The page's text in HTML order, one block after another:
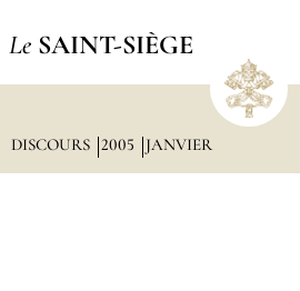
Le SAINT-SIÈGE
DISCOURS 2005 JANVIER